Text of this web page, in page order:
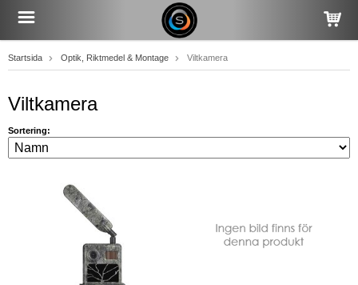
Startsida Optik, Riktmedel & Montage Viltkamera
Viltkamera
Sortering: